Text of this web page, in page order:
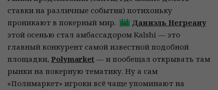
ставки на различные события) потихоньку
проникают в покерный мир.
Даниэль Негреану
этой осенью стал амбассадором Kalshi — это
главный конкурент самой известной подобной
площадки, Polymarket — и пообещал открывать там
рынки на покерную тематику. Ну а сам
«Полимаркет» игроки всё чаще упоминают на